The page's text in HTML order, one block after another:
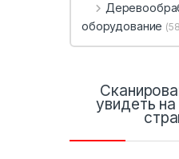
оборудование
увидеть